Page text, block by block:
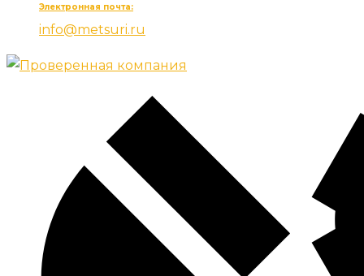
Электронная почта:
info@metsuri.ru